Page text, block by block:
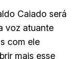
Caiado será
voz atuante
com ele
mais esse